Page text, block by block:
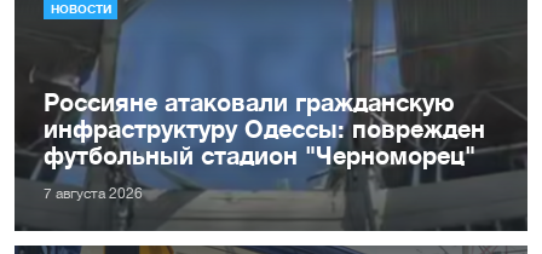
НОВОСТИ
Россияне атаковали гражданскую
инфраструктуру Одессы: поврежден
футбольный стадион "Черноморец"
7 августа 2026